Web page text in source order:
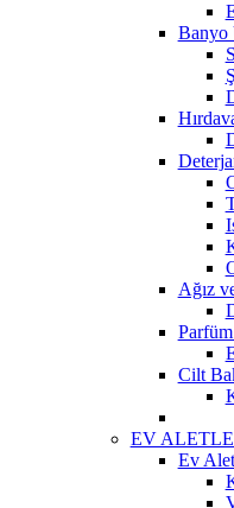
Banyo
Ağız
Cilt
EV
Ev